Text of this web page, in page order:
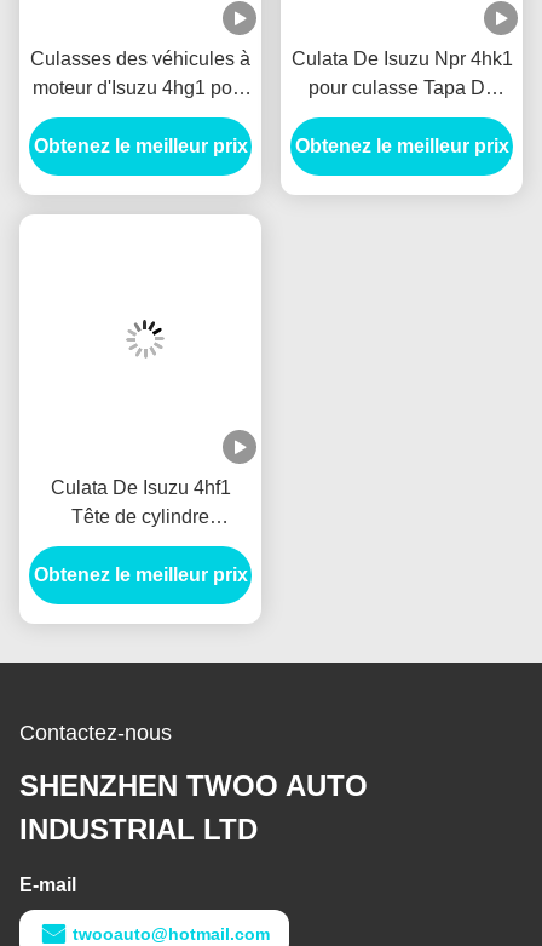
Culasses des véhicules à
moteur d'Isuzu 4hg1 pour
le moteur Culata De Tapa
De Cilindro De culasse
d'Isuzu 4hg1
Obtenez le meilleur prix
Culata De Isuzu Npr 4hk1
pour culasse Tapa De
Cilindro De Isuzu 4hk1
moteur Culata
Obtenez le meilleur prix
Culata De Isuzu 4hf1
Tête de cylindre
automobile 4.3cc Pour la
tête de cylindre Tapa De
Cilindro De Isuzu 4hf1
automobile
Obtenez le meilleur prix
Contactez-nous
SHENZHEN TWOO AUTO
INDUSTRIAL LTD
E-mail
twooauto@hotmail.com